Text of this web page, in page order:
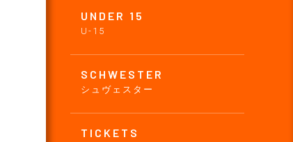
UNDER 15
U-15
SCHWESTER
シュヴェスター
TICKETS